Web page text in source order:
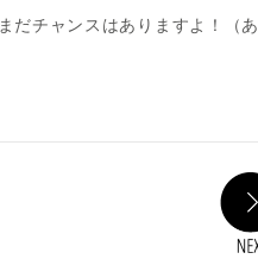
だチャンスはありますよ！（あ